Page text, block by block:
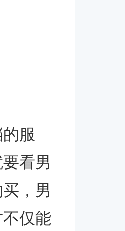
服
看男
，男
仅能